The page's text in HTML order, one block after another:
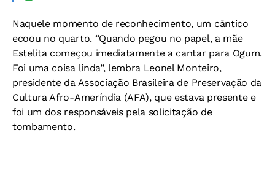
Naquele momento de reconhecimento, um cântico
ecoou no quarto. “Quando pegou no papel, a mãe
Estelita começou imediatamente a cantar para Ogum.
Foi uma coisa linda”, lembra Leonel Monteiro,
presidente da Associação Brasileira de Preservação da
Cultura Afro-Ameríndia (AFA), que estava presente e
foi um dos responsáveis pela solicitação de
tombamento.